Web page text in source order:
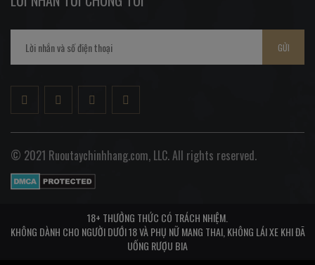
GỬI
© 2021 Ruoutaychinhhang.com, LLC. All rights reserved.
18+ THƯỞNG THỨC CÓ TRÁCH NHIỆM.
KHÔNG DÀNH CHO NGƯỜI DƯỚI 18 VÀ PHỤ NỮ MANG THAI, KHÔNG LÁI XE KHI ĐÃ
UỐNG RƯỢU BIA